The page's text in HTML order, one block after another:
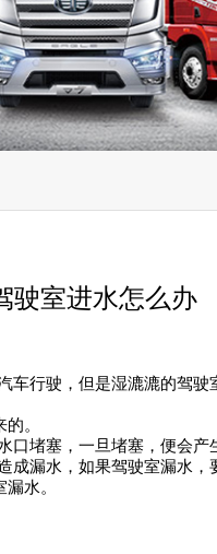
驶室进水怎么办
行驶，但是湿漉漉的驾
。
堵塞，一旦堵塞，便会产
漏水，如果驾驶室漏水，
水。